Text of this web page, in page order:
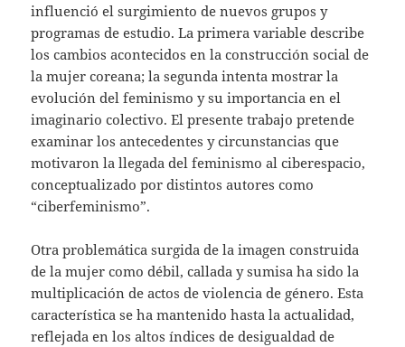
influenció el surgimiento de nuevos grupos y
programas de estudio. La primera variable describe
los cambios acontecidos en la construcción social de
la mujer coreana; la segunda intenta mostrar la
evolución del feminismo y su importancia en el
imaginario colectivo. El presente trabajo pretende
examinar los antecedentes y circunstancias que
motivaron la llegada del feminismo al ciberespacio,
conceptualizado por distintos autores como
“ciberfeminismo”.
Otra problemática surgida de la imagen construida
de la mujer como débil, callada y sumisa ha sido la
multiplicación de actos de violencia de género. Esta
característica se ha mantenido hasta la actualidad,
reflejada en los altos índices de desigualdad de